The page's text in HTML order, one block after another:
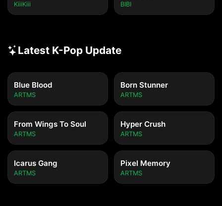
[Outro]
KiiiKiii BIBI
Latest K-Pop Update
Blue Blood
ARTMS
Born Stunner
ARTMS
From Wings To Soul
ARTMS
Hyper Crush
ARTMS
Icarus Gang
ARTMS
Pixel Memory
ARTMS